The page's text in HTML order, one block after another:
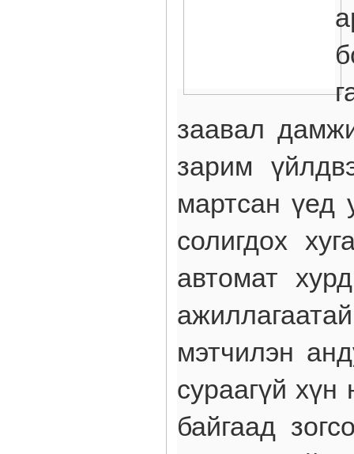
заавал
зарим
мартсан үед
солигдох
автомат
мэтчилэн
сураагүй
байгаад